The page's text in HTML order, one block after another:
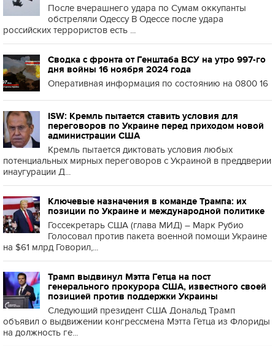
После вчерашнего удара по Сумам оккупанты
обстреляли Одессу В Одессе после удара
российских террористов есть ...
Сводка с фронта от Генштаба ВСУ на утро 997-го
дня войны 16 ноября 2024 года
Оперативная информация по состоянию на 0800 16
ISW: Кремль пытается ставить условия для
переговоров по Украине перед приходом новой
администрации США
Кремль пытается диктовать условия любых
потенциальных мирных переговоров с Украиной в преддверии
инаугурации Д...
Ключевые назначения в команде Трампа: их
позиции по Украине и международной политике
Госсекретарь США (глава МИД) – Марк Рубио
Голосовал против пакета военной помощи Украине
на $61 млрд Говорил,...
Трамп выдвинул Мэтта Гетца на пост
генерального прокурора США, известного своей
позицией против поддержки Украины
Следующий президент США Дональд Трамп
объявил о выдвижении конгрессмена Мэтта Гетца из Флориды
на должность ге...